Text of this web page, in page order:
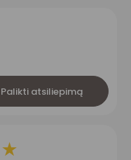
Palikti atsiliepimą
★